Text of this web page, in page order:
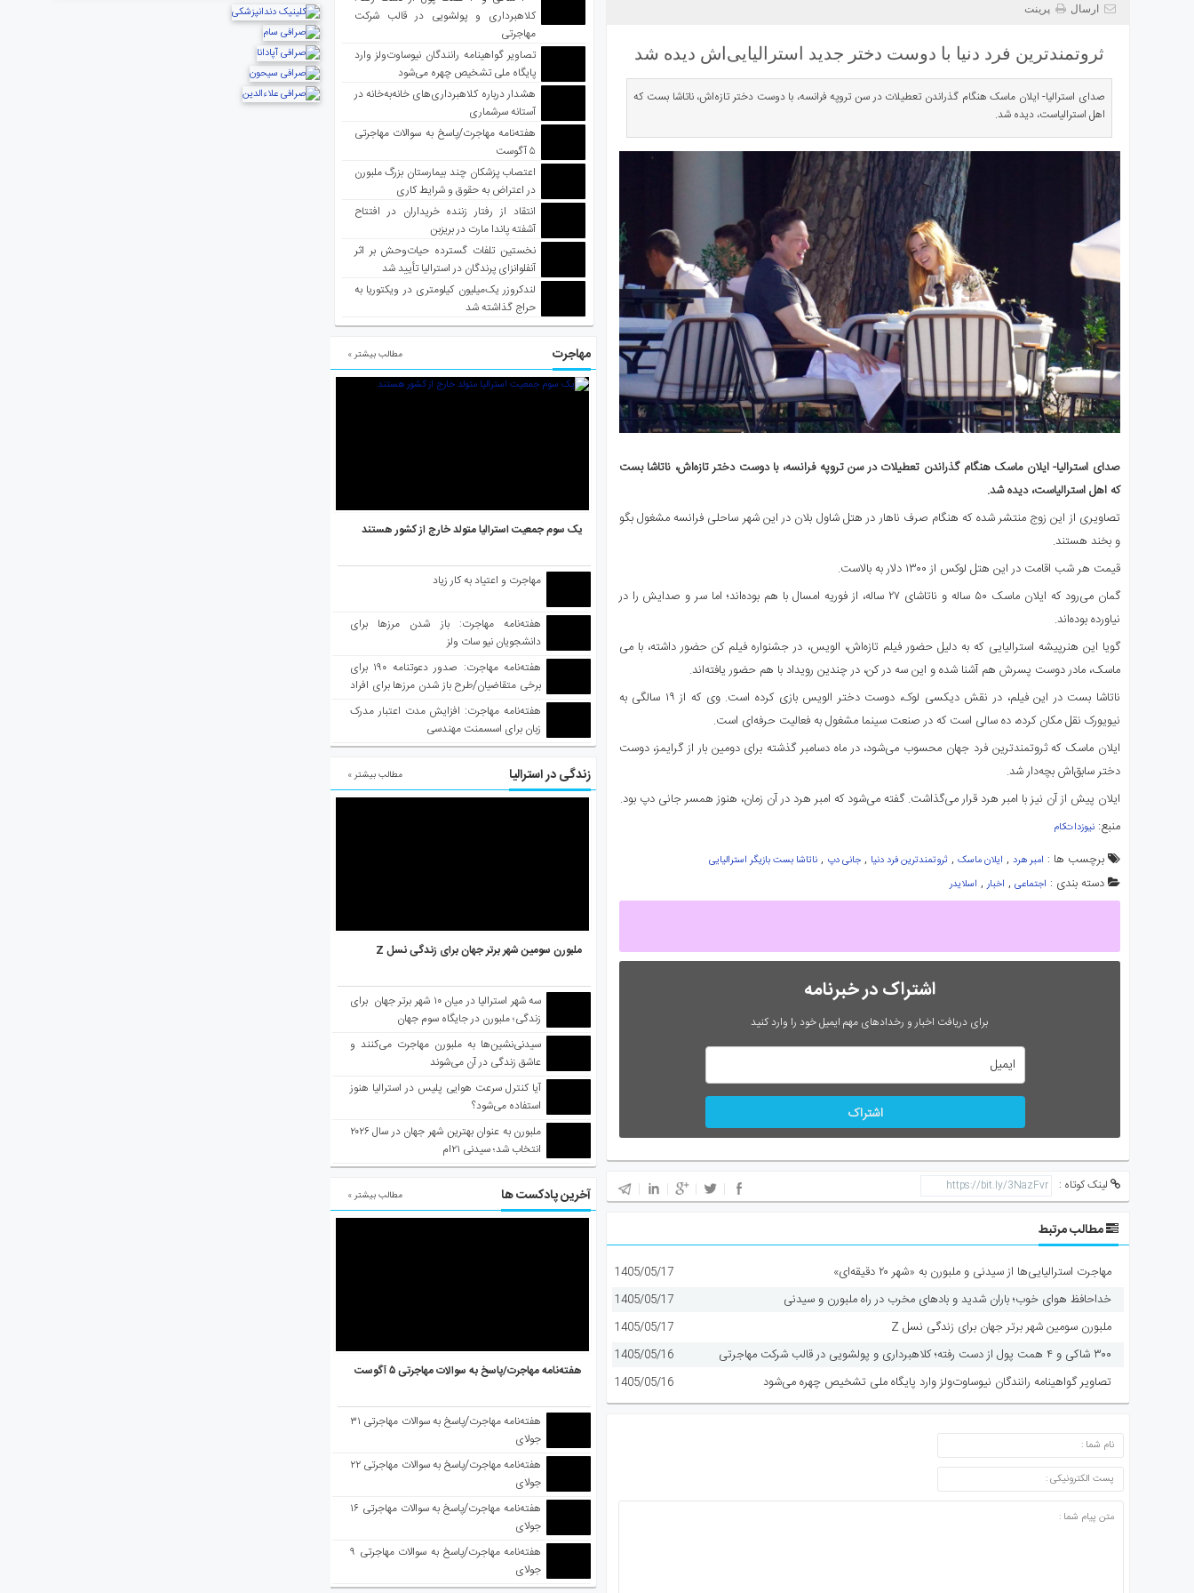
ارسال پرینت
ثروتمندترین فرد دنیا با دوست دختر جدید استرالیایی‌اش دیده شد
صدای استرالیا- ایلان ماسک هنگام گذراندن تعطیلات در سن تروپه فرانسه، با دوست دختر تازه‌اش، ناتاشا بست که
اهل استرالیاست، دیده شد.
صدای استرالیا- ایلان ماسک هنگام گذراندن تعطیلات در سن تروپه فرانسه، با دوست دختر تازه‌اش، ناتاشا بست
که اهل استرالیاست، دیده شد.
تصاویری از این زوج منتشر شده که هنگام صرف ناهار در هتل شاول بلان در این شهر ساحلی فرانسه مشغول بگو
و بخند هستند.
قیمت هر شب اقامت در این هتل لوکس از ۱۳۰۰ دلار به بالاست.
گمان می‌رود که ایلان ماسک ۵۰ ساله و ناتاشای ۲۷ ساله، از فوریه امسال با هم بوده‌اند؛ اما سر و صدایش را در
نیاورده بوده‌اند.
گویا این هنرپیشه استرالیایی که به دلیل حضور فیلم‌ تازه‌اش، الویس، در جشنواره فیلم کن حضور داشته، با می
ماسک، مادر دوست پسرش هم آشنا شده و این سه در کن، در چندین رویداد با هم حضور یافته‌اند.
ناتاشا بست در این فیلم، در نقش دیکسی لوک، دوست دختر الویس بازی کرده است. وی که از ۱۹ سالگی به
نیویورک نقل مکان کرده، ده سالی است که در صنعت سینما مشغول به فعالیت حرفه‌ای است.
ایلان ماسک که ثروتمندترین فرد جهان محسوب می‌شود، در ماه دسامبر گذشته برای دومین بار از گرایمز، دوست
دختر سابق‌اش بچه‌دار شد.
ایلان پیش از آن نیز با امبر هرد قرار می‌گذاشت. گفته می‌شود که امبر هرد در آن زمان، هنوز همسر جانی دپ بود.
منبع: نیوزدات‌کام
برچسب ها : امبر هرد , ایلان ماسک , ثروتمندترین فرد دنیا , جانی دپ , ناتاشا بست بازیگر استرالیایی
دسته بندی : اجتماعی , اخبار, اسلایدر
اشتراک در خبرنامه
برای دریافت اخبار و رخدادهای مهم ایمیل خود را وارد کنید
اشتراک
لینک کوتاه :
مطالب مرتبط
مهاجرت استرالیایی‌ها از سیدنی و ملبورن به «شهر ۲۰ دقیقه‌ای» 1405/05/17
خداحافظ هوای خوب؛ باران شدید و بادهای مخرب در راه ملبورن و سیدنی 1405/05/17
ملبورن سومین شهر برتر جهان برای زندگی نسل Z 1405/05/17
۳۰۰ شاکی و ۴ همت پول از دست رفته؛ کلاهبرداری و پولشویی در قالب شرکت مهاجرتی 1405/05/16
تصاویر گواهینامه رانندگان نیوساوت‌ولز وارد پایگاه ملی تشخیص چهره می‌شود 1405/05/16
ارسال دیدگاه
کلاهبرداری و پولشویی در قالب شرکت
مهاجرتی
تصاویر گواهینامه رانندگان نیوساوت‌ولز وارد
پایگاه ملی تشخیص چهره می‌شود
هشدار درباره کلاهبرداری‌های خانه‌به‌خانه در
آستانه سرشماری
هفته‌نامه مهاجرت/پاسخ به سوالات مهاجرتی
۵ آگوست
اعتصاب پزشکان چند بیمارستان بزرگ ملبورن
در اعتراض به حقوق و شرایط کاری
انتقاد از رفتار زننده خریداران در افتتاح
آشفته پاندا مارت در بریزبن
نخستین تلفات گسترده حیات‌وحش بر اثر
آنفلوانزای پرندگان در استرالیا تأیید شد
لندکروزر یک‌میلیون کیلومتری در ویکتوریا به
حراج گذاشته شد
مهاجرت مطالب بیشتر »
یک سوم جمعیت استرالیا متولد خارج از کشور هستند
مهاجرت و اعتیاد به کار زیاد
هفته‌نامه مهاجرت: باز شدن مرزها برای
دانشجویان نیو سات ولز
هفته‌نامه مهاجرت: صدور دعوتنامه ۱۹۰ برای
برخی متقاضیان/طرح باز شدن مرزها برای افراد
واکسینه شده
هفته‌نامه مهاجرت: افزایش مدت اعتبار مدرک
زبان برای اسسمنت مهندسی
زندگی در استرالیا مطالب بیشتر »
ملبورن سومین شهر برتر جهان برای زندگی نسل Z
سه شهر استرالیا در میان ۱۰ شهر برتر جهان برای
زندگی؛ ملبورن در جایگاه سوم جهان
سیدنی‌نشین‌ها به ملبورن مهاجرت می‌کنند و
عاشق زندگی در آن می‌شوند
آیا کنترل سرعت هوایی پلیس در استرالیا هنوز
استفاده می‌شود؟
ملبورن به عنوان بهترین شهر جهان در سال ۲۰۲۶
انتخاب شد؛ سیدنی ۲۱‌ام
آخرین پادکست ها مطالب بیشتر »
هفته‌نامه مهاجرت/پاسخ به سوالات مهاجرتی ۵ آگوست
هفته‌نامه مهاجرت/پاسخ به سوالات مهاجرتی ۳۱
جولای
هفته‌نامه مهاجرت/پاسخ به سوالات مهاجرتی ۲۲
جولای
هفته‌نامه مهاجرت/پاسخ به سوالات مهاجرتی ۱۶
جولای
هفته‌نامه مهاجرت/پاسخ به سوالات مهاجرتی ۹
جولای